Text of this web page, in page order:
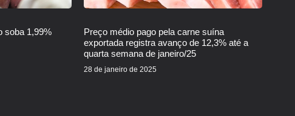
soba 1,99%
Preço médio pago pela carne suína
exportada registra avanço de 12,3% até a
quarta semana de janeiro/25
28 de janeiro de 2025